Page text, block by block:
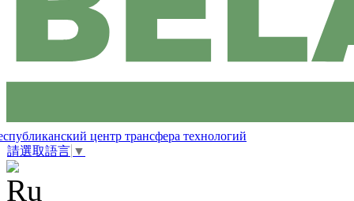
центр трансфера технологий
請選取語言 ▼